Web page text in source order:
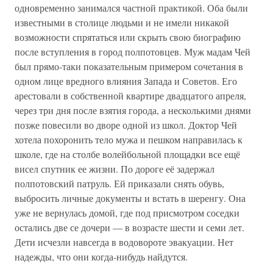
одновременно занимался частной практикой. Оба были
известными в столице людьми и не имели никакой
возможности спрятаться или скрыть свою биографию
после вступления в город полпотовцев. Муж мадам Чей
был прямо-таки показательным примером сочетания в
одном лице вредного влияния Запада и Советов. Его
арестовали в собственной квартире двадцатого апреля,
через три дня после взятия города, а несколькими днями
позже повесили во дворе одной из школ. Доктор Чей
хотела похоронить тело мужа и пешком направилась к
школе, где на столбе волейбольной площадки все ещё
висел спутник ее жизни. По дороге её задержал
полпотовский патруль. Ей приказали снять обувь,
выбросить личные документы и встать в шеренгу. Она
уже не вернулась домой, где под присмотром соседки
остались две се дочери — в возрасте шести и семи лет.
Дети исчезли навсегда в водовороте эвакуации. Нет
надежды, что они когда-нибудь найдутся.